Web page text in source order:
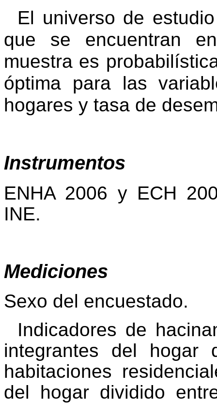
El universo de
que se encuentran
muestra es
óptima para las
hogares y tasa de
Instrumentos
ENHA2006 y ECH
INE.
Mediciones
Sexo del encuestado.
Indicadores de
integrantes del hogar
habitaciones
del hogar dividido